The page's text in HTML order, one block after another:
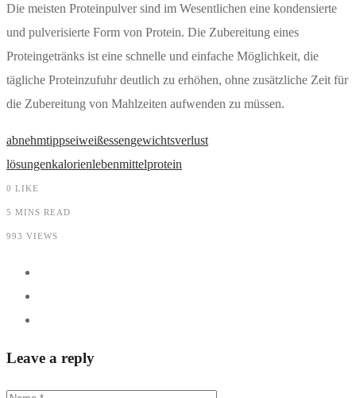
Die meisten Proteinpulver sind im Wesentlichen eine kondensierte
und pulverisierte Form von Protein. Die Zubereitung eines
Proteingetränks ist eine schnelle und einfache Möglichkeit, die
tägliche Proteinzufuhr deutlich zu erhöhen, ohne zusätzliche Zeit für
die Zubereitung von Mahlzeiten aufwenden zu müssen.
abnehmtippseiweißessengewichtsverlust
lösungenkalorienlebenmittelprotein
0 LIKE
5 MINS READ
993 VIEWS
Leave a reply